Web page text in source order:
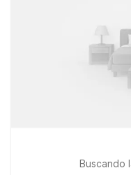
Buscando